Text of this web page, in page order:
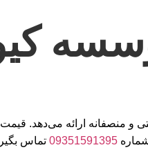
و منصفانه ارائه می‌دهد.
09351591395 تماس